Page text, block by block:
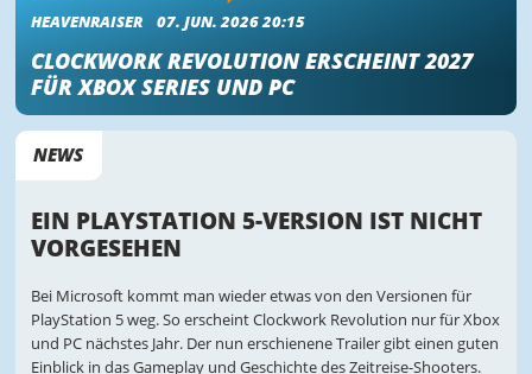
HEAVENRAISER
07. JUN. 2026 20:15
CLOCKWORK REVOLUTION ERSCHEINT 2027
FÜR XBOX SERIES UND PC
NEWS
EIN PLAYSTATION 5-VERSION IST NICHT
VORGESEHEN
Bei Microsoft kommt man wieder etwas von den Versionen für
PlayStation 5 weg. So erscheint Clockwork Revolution nur für Xbox
und PC nächstes Jahr. Der nun erschienene Trailer gibt einen guten
Einblick in das Gameplay und Geschichte des Zeitreise-Shooters.